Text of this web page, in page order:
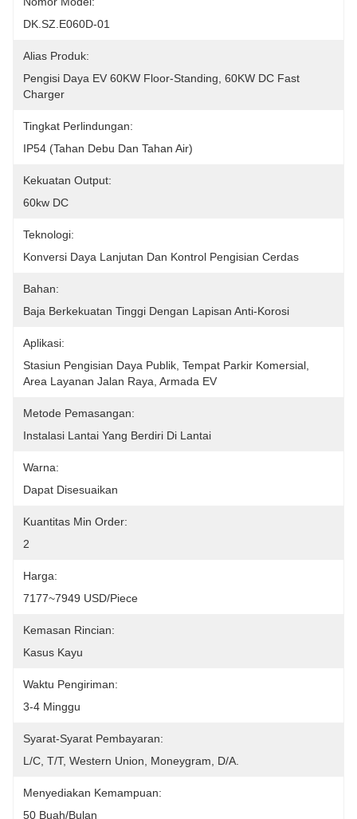
DK.SZ.E060D-01
Alias ​​Produk:
Pengisi Daya EV 60KW Floor-Standing, 60KW DC Fast
Charger
Tingkat Perlindungan:
IP54 (tahan Debu Dan Tahan Air)
Kekuatan Output:
60kw DC
Teknologi:
Konversi Daya Lanjutan Dan Kontrol Pengisian Cerdas
Bahan:
Baja Berkekuatan Tinggi Dengan Lapisan Anti-Korosi
Aplikasi:
Stasiun Pengisian Daya Publik, Tempat Parkir Komersial,
Area Layanan Jalan Raya, Armada EV
Metode Pemasangan:
Instalasi Lantai Yang Berdiri Di Lantai
Warna:
Dapat Disesuaikan
Kuantitas Min Order:
2
Harga:
7177~7949 USD/Piece
Kemasan Rincian:
Kasus Kayu
Waktu Pengiriman:
3-4 Minggu
Syarat-Syarat Pembayaran:
L/C, T/T, Western Union, Moneygram, D/A.
Menyediakan Kemampuan:
50 Buah/bulan